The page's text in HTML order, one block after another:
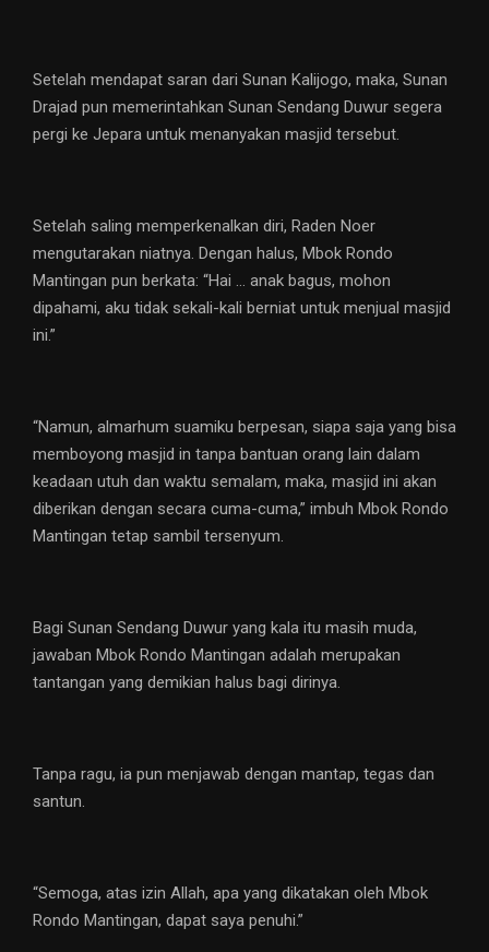
Setelah mendapat saran dari Sunan Kalijogo, maka, Sunan
Drajad pun memerintahkan Sunan Sendang Duwur segera
pergi ke Jepara untuk menanyakan masjid tersebut.
Setelah saling memperkenalkan diri, Raden Noer
mengutarakan niatnya. Dengan halus, Mbok Rondo
Mantingan pun berkata: “Hai … anak bagus, mohon
dipahami, aku tidak sekali-kali berniat untuk menjual masjid
ini.”
“Namun, almarhum suamiku berpesan, siapa saja yang bisa
memboyong masjid in tanpa bantuan orang lain dalam
keadaan utuh dan waktu semalam, maka, masjid ini akan
diberikan dengan secara cuma-cuma,” imbuh Mbok Rondo
Mantingan tetap sambil tersenyum.
Bagi Sunan Sendang Duwur yang kala itu masih muda,
jawaban Mbok Rondo Mantingan adalah merupakan
tantangan yang demikian halus bagi dirinya.
Tanpa ragu, ia pun menjawab dengan mantap, tegas dan
santun.
“Semoga, atas izin Allah, apa yang dikatakan oleh Mbok
Rondo Mantingan, dapat saya penuhi.”